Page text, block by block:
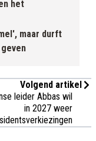
het
maar durft
Volgend artikel
leider Abbas wil
in 2027 weer